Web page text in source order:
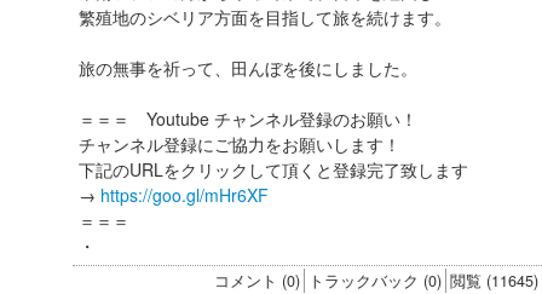
繁殖地のシベリア方面を目指して旅を続けます。
旅の無事を祈って、田んぼを後にしました。
＝＝＝ Youtube チャンネル登録のお願い！
チャンネル登録にご協力をお願いします！
下記のURLをクリックして頂くと登録完了致します
→ https://goo.gl/mHr6XF
＝＝＝
・
コメント (0) トラックバック (0) 閲覧 (11645)